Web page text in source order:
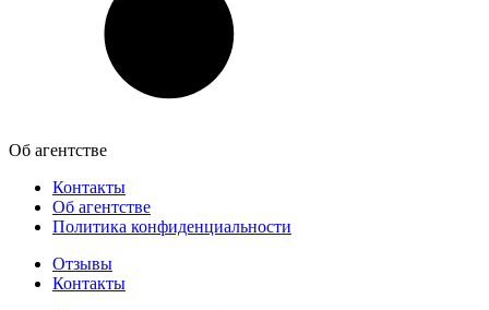
Об агентстве
Контакты
Об агентстве
Политика конфиденциальности
Отзывы
Контакты